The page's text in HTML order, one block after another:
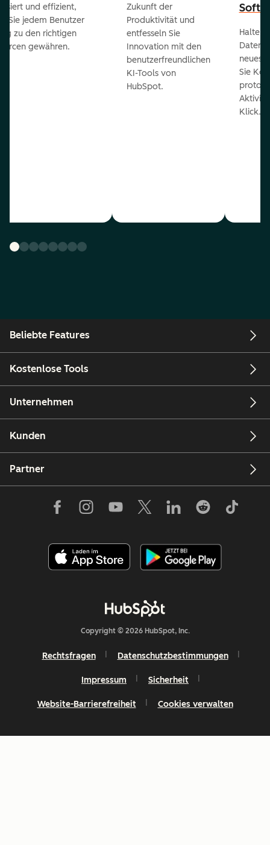
und effizient,
Sie jedem Benutzer
zu den richtigen
gewähren.
Zukunft der
Produktivität und
entfesseln Sie
Innovation mit den
benutzerfreundlichen
KI-Tools von
HubSpot.
Halten
Daten
Sie
Klick.
Beliebte Features
Kostenlose Tools
Unternehmen
Kunden
Partner
Copyright © 2026 HubSpot, Inc.
Rechtsfragen Datenschutzbestimmungen
Impressum Sicherheit
Website-Barrierefreiheit Cookies verwalten